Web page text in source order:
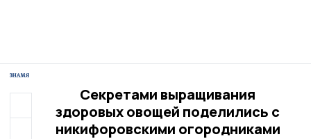
Секретами выращивания
здоровых овощей поделились с
никифоровскими огородниками